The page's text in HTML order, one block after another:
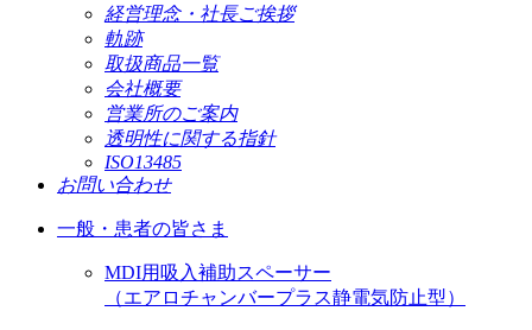
経営理念・社長ご挨拶
軌跡
取扱商品一覧
会社概要
営業所のご案内
透明性に関する指針
ISO13485
お問い合わせ
一般・患者の皆さま
MDI用吸入補助スペーサー
（エアロチャンバープラス静電気防止型）